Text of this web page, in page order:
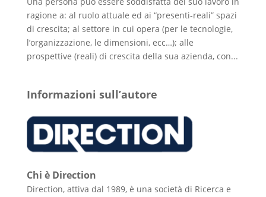
ragione a: al ruolo attuale ed ai “presenti-reali” spazi
di crescita; al settore in cui opera (per le tecnologie,
l’organizzazione, le dimensioni, ecc…); alle
prospettive (reali) di crescita della sua azienda, con...
Informazioni sull’autore
Chi è Direction
Direction, attiva dal 1989, è una società di Ricerca e